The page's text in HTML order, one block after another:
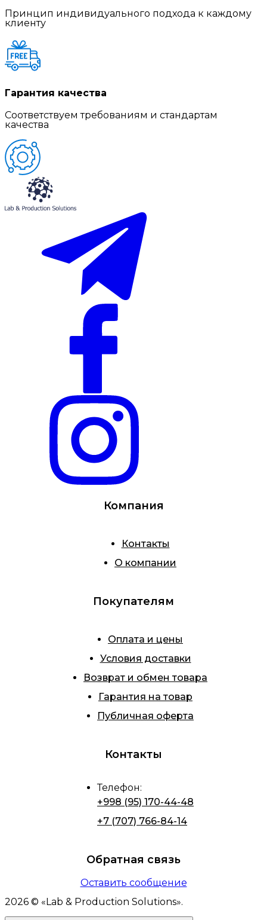
Принцип индивидуального подхода к каждому
клиенту
Гарантия качества
Соответствуем требованиям и стандартам
качества
Компания
Контакты
О компании
Покупателям
Оплата и цены
Условия доставки
Возврат и обмен товара
Гарантия на товар
Публичная оферта
Контакты
Телефон:
+998 (95) 170-44-48
+7 (707) 766-84-14
Обратная связь
Оставить сообщение
2026 © « Lab & Production Solutions».